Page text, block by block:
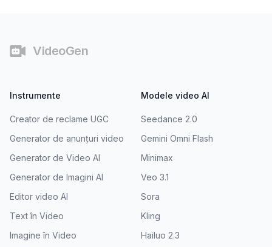
VideoGen
Instrumente
Creator de reclame UGC
Generator de anunțuri video
Generator de Video AI
Generator de Imagini AI
Editor video AI
Text în Video
Imagine în Video
Modele video AI
Seedance 2.0
Gemini Omni Flash
Minimax
Veo 3.1
Sora
Kling
Hailuo 2.3